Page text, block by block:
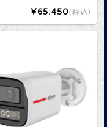
¥65,450(税込)